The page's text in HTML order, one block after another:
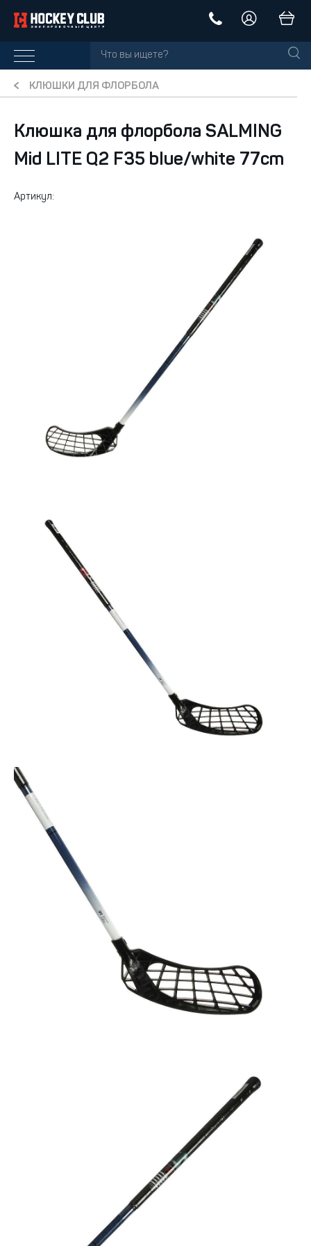
КЛЮШКИ ДЛЯ ФЛОРБОЛА
Клюшка для флорбола SALMING
Mid LITE Q2 F35 blue/white 77cm
Артикул: